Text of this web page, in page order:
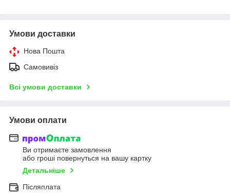
Умови доставки
Нова Пошта
Самовивіз
Всі умови доставки
Умови оплати
Ви отримаєте замовлення
або гроші повернуться на вашу картку
Детальніше
Післяплата